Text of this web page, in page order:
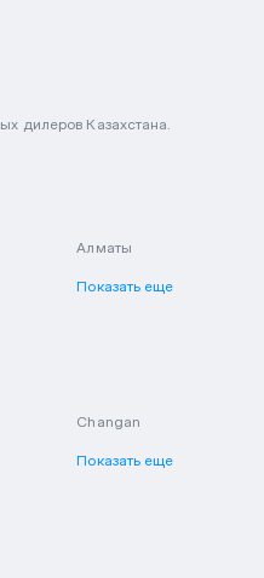
дилеров Казахстана.
Алматы
Показать еще
Changan
Показать еще